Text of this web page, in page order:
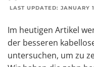
LAST UPDATED: JANUARY
Im heutigen Artikel
der besseren
untersuchen, um zu